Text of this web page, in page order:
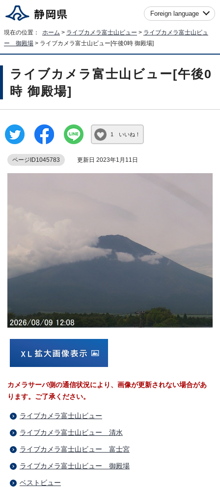
Foreign language
現在の位置： ホーム > ライブカメラ富士山ビュー > ライブカメラ富士山ビュ
ー 御殿場 > ライブカメラ富士山ビュー[午後0時 御殿場]
ライブカメラ富士山ビュー[午後0
時 御殿場]
1 いいね！
ページID1045783 更新日 2023年1月11日
カメラサーバ側の通信状況により、画像が更新されない場合があ
ります。ご了承ください。
ライブカメラ富士山ビュー
ライブカメラ富士山ビュー 清水
ライブカメラ富士山ビュー 富士宮
ライブカメラ富士山ビュー 御殿場
ベストビュー